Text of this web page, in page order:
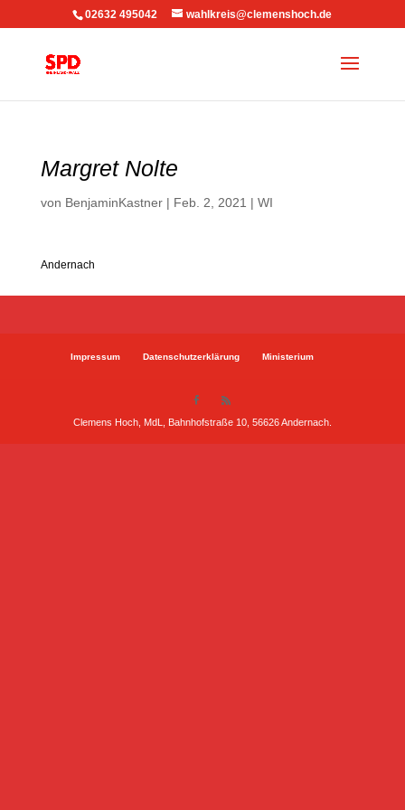
02632 495042 wahlkreis@clemenshoch.de
Margret Nolte
von BenjaminKastner| Feb. 2, 2021 | WI
Andernach
Impressum Datenschutzerklärung Ministerium
Clemens Hoch, MdL, Bahnhofstraße 10, 56626 Andernach.